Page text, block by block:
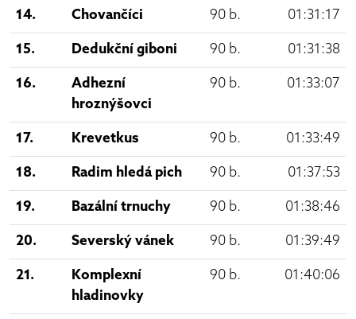
14. Chovančíci 90 b. 01:31:17
15. Dedukční giboni 90 b. 01:31:38
16.
Adhezní
hroznýšovci
90 b. 01:33:07
17. Krevetkus 90 b. 01:33:49
18. Radim hledá pich 90 b. 01:37:53
19. Bazální trnuchy 90 b. 01:38:46
20. Severský vánek 90 b. 01:39:49
21.
Komplexní
hladinovky
90 b. 01:40:06